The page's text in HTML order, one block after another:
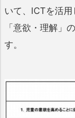
いて、ICTを活
「意欲・理解」
す。